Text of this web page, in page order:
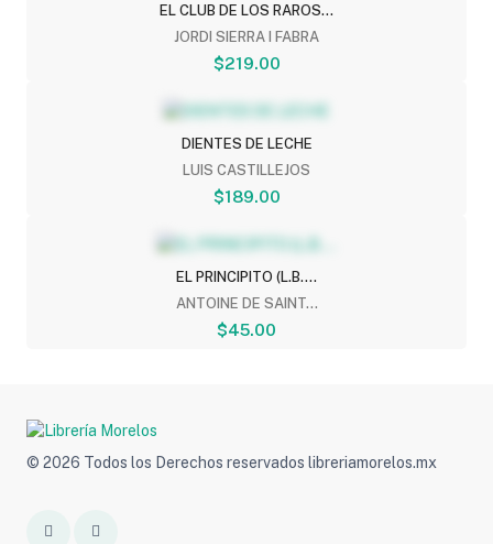
EL CLUB DE LOS RAROS...
JORDI SIERRA I FABRA
$219.00
DIENTES DE LECHE
LUIS CASTILLEJOS
$189.00
EL PRINCIPITO (L.B....
ANTOINE DE SAINT...
$45.00
© 2026 Todos los Derechos reservados libreriamorelos.mx